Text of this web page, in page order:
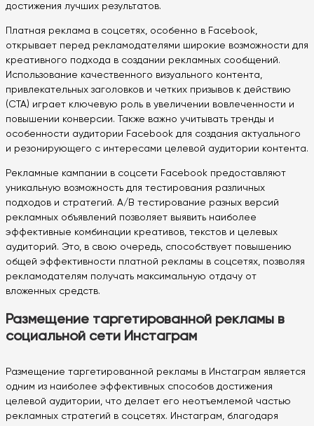
достижения лучших результатов.
Платная реклама в соцсетях, особенно в Facebook,
открывает перед рекламодателями широкие возможности для
креативного подхода в создании рекламных сообщений.
Использование качественного визуального контента,
привлекательных заголовков и четких призывов к действию
(CTA) играет ключевую роль в увеличении вовлеченности и
повышении конверсии. Также важно учитывать тренды и
особенности аудитории Facebook для создания актуального
и резонирующего с интересами целевой аудитории контента.
Рекламные кампании в соцсети Facebook предоставляют
уникальную возможность для тестирования различных
подходов и стратегий. A/B тестирование разных версий
рекламных объявлений позволяет выявить наиболее
эффективные комбинации креативов, текстов и целевых
аудиторий. Это, в свою очередь, способствует повышению
общей эффективности платной рекламы в соцсетях, позволяя
рекламодателям получать максимальную отдачу от
вложенных средств.
Размещение таргетированной рекламы в
социальной сети Инстаграм
Размещение таргетированной рекламы в Инстаграм является
одним из наиболее эффективных способов достижения
целевой аудитории, что делает его неотъемлемой частью
рекламных стратегий в соцсетях. Инстаграм, благодаря